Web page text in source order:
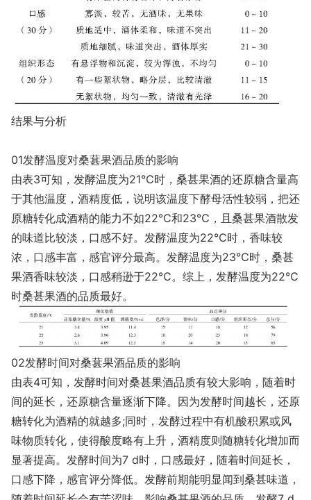
结果与分析
01发酵温度对桑葚果酒品质的影响
由表3可知，发酵温度为21℃时，桑甚果酒的还原糖含量高
于其他温度，酒精度低，说明该温度下酵母活性较弱，把还
原糖转化成酒精的能力不如22℃和23℃，且桑甚果酒散发
的味道比较淡，口感不好。发酵温度为22℃时，香味较
浓，口感丰富，感官评分最高。发酵温度为23℃时，桑甚
果酒香味较淡，口感稍逊于22℃。综上，发酵温度为22℃
时桑甚果酒的品质最好。
02发酵时间对桑葚果酒品质的影响
由表4可知，发酵时间对桑甚果酒品质有较大影响，随着时
间的延长，还原糖含量逐渐下降。因为发酵时间越长，还原
糖转化为酒精的就越多;同时，发酵过程中有机酸积累或风
味物质转化，使得酸度略有上升，酒精度则随糖转化增加而
显著提高。发酵时间为7 d时，口感最好，随着时间延长，
口感下降，感官评分降低。发酵前期能明显闻到桑甚味道，